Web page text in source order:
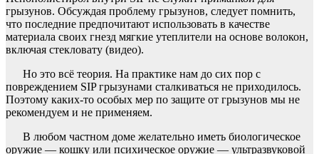
грызунов. Обсуждая проблему грызунов, следует помнить,
что последние предпочитают использовать в качестве
материала своих гнезд мягкие утеплители на основе волокон,
включая стекловату (видео).
Но это всё теория. На практике нам до сих пор с
повреждением SIP грызунами сталкиваться не приходилось.
Поэтому каких-то особых мер по защите от грызунов мы не
рекомендуем и не применяем.
В любом частном доме желательно иметь биологическое
оружие — кошку или психическое оружие — ультразвуковой